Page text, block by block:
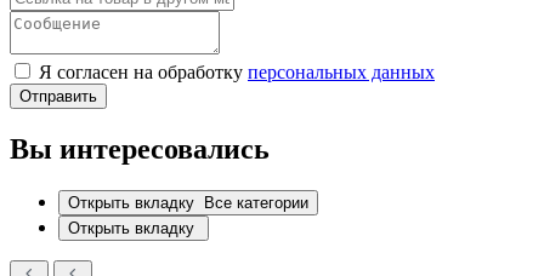
Я согласен на обработку персональных данных
Отправить
Вы интересовались
Открыть вкладку
Все категории
Открыть вкладку